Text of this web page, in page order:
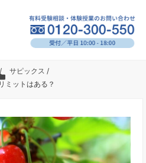
/ サピックス /
ミットはある？